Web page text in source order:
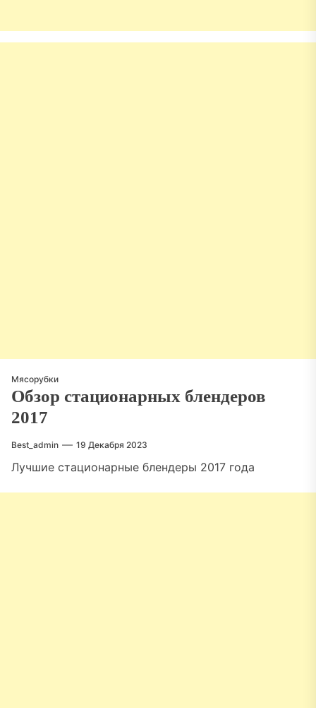
Мясорубки
Обзор стационарных блендеров
2017
Best_admin 19 Декабря 2023
Лучшие стационарные блендеры 2017 года